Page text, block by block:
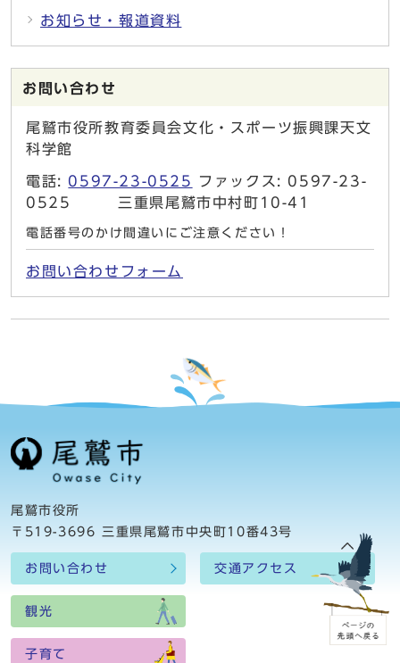
お知らせ・報道資料
お問い合わせ
尾鷲市役所教育委員会文化・スポーツ振興課天文
科学館
電話: 0597-23-0525
ファックス: 0597-23-
0525 三重県尾鷲市中村町10-41
電話番号のかけ間違いにご注意ください！
お問い合わせフォーム
尾鷲市役所
〒519-3696 三重県尾鷲市中央町10番43号
お問い合わせ 交通アクセス
観光
子育て